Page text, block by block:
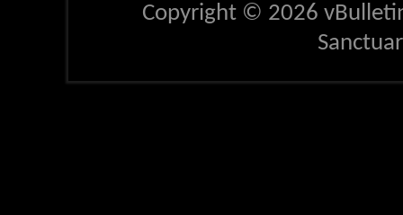
Copyright © 2026